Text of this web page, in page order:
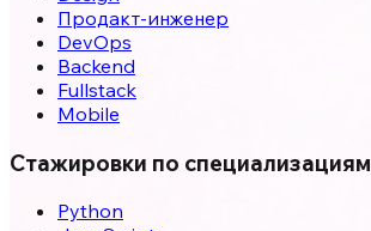
Продакт-инженер
DevOps
Backend
Fullstack
Mobile
Стажировки по специализациям
Python